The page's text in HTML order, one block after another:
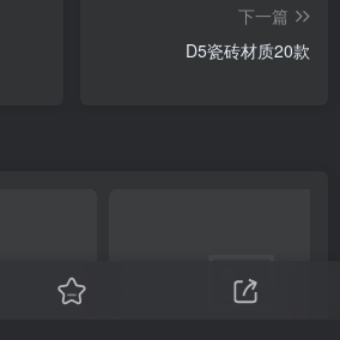
下一篇
D5瓷砖材质20款